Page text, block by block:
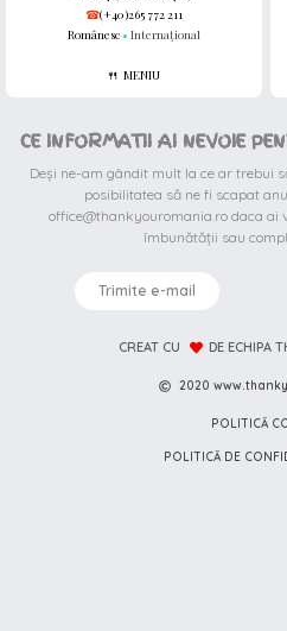
☎(+40)265 772 211
Românesc • Internațional
🍴 MENIU
CE INFORMATII AI NEVOIE
Deși ne-am gândit mult la ce ar trebui
posibilitatea să ne fi scapat
office@thankyouromania.ro daca ai
îmbunătății sau
Trimite e-mail
CREAT CU DE ECHIPA
2020
POLITICĂ
POLITICĂ DE